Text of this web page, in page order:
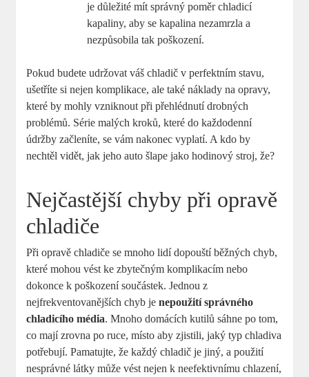
je důležité mít správný poměr chladicí
kapaliny, aby se kapalina nezamrzla a
nezpůsobila tak poškození.
Pokud budete udržovat váš chladič v perfektním stavu,
ušetříte si nejen komplikace, ale také náklady na opravy,
které by mohly vzniknout při přehlédnutí drobných
problémů. Série malých kroků, které do každodenní
údržby začleníte, se vám nakonec vyplatí. A kdo by
nechtěl vidět, jak jeho auto šlape jako hodinový stroj, že?
Nejčastější chyby při opravě
chladiče
Při opravě chladiče se mnoho lidí dopouští běžných chyb,
které mohou vést ke zbytečným komplikacím nebo
dokonce k poškození součástek. Jednou z
nejfrekventovanějších chyb jenepoužití správného
chladicího média. Mnoho domácích kutilů sáhne po tom,
co mají zrovna po ruce, místo aby zjistili, jaký typ chladiva
potřebují. Pamatujte, že každý chladič je jiný, a použití
nesprávné látky může vést nejen k neefektivnímu chlazení,